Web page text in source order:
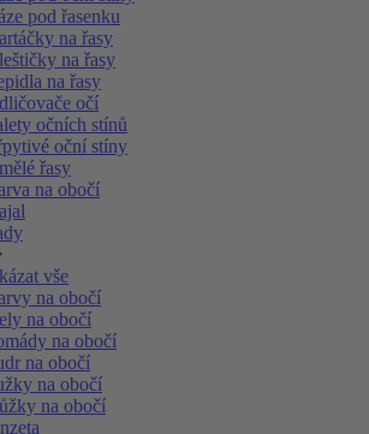
pod řasenku
na řasy
na řasy
na řasy
očí
očních stínů
oční stíny
řasy
na obočí
vše
na obočí
na obočí
na obočí
na obočí
na obočí
na obočí